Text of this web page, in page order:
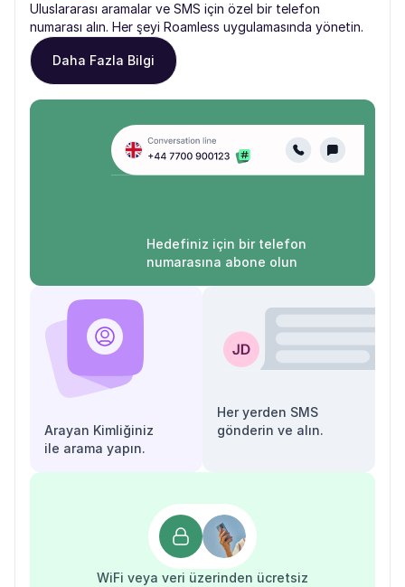
Uluslararası aramalar ve SMS için özel bir telefon
numarası alın. Her şeyi Roamless uygulamasında yönetin.
Daha Fazla Bilgi
Hedefiniz için bir telefon
numarasına abone olun
Arayan Kimliğiniz
ile arama yapın.
Her yerden SMS
gönderin ve alın.
WiFi veya veri üzerinden ücretsiz